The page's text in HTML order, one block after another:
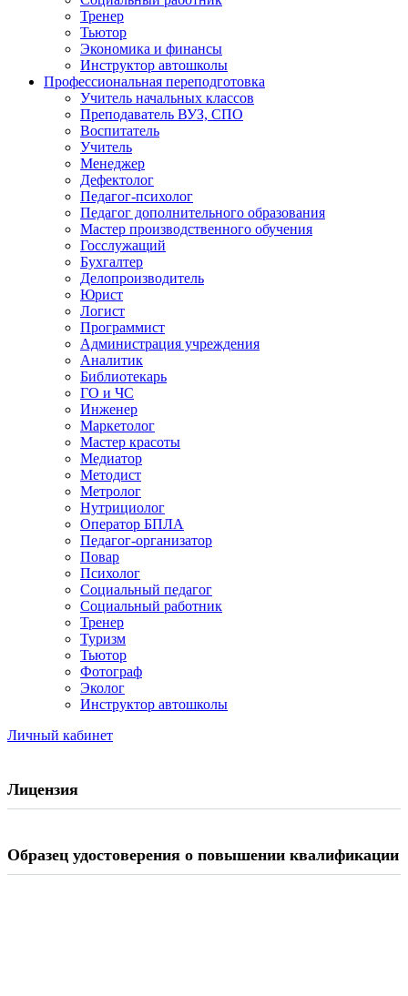
Тренер
Тьютор
Экономика и финансы
Инструктор автошколы
Профессиональная переподготовка
Учитель начальных классов
Преподаватель ВУЗ, СПО
Воспитатель
Учитель
Менеджер
Дефектолог
Педагог-психолог
Педагог дополнительного образования
Мастер производственного обучения
Госслужащий
Бухгалтер
Делопроизводитель
Юрист
Логист
Программист
Администрация учреждения
Аналитик
Библиотекарь
ГО и ЧС
Инженер
Маркетолог
Мастер красоты
Медиатор
Методист
Метролог
Нутрициолог
Оператор БПЛА
Педагог-организатор
Повар
Психолог
Социальный педагог
Социальный работник
Тренер
Туризм
Тьютор
Фотограф
Эколог
Инструктор автошколы
Личный кабинет
Лицензия
Образец удостоверения о повышении квалификации